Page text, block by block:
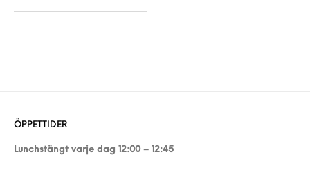
ÖPPETTIDER
Lunchstängt varje dag 12:00 – 12:45